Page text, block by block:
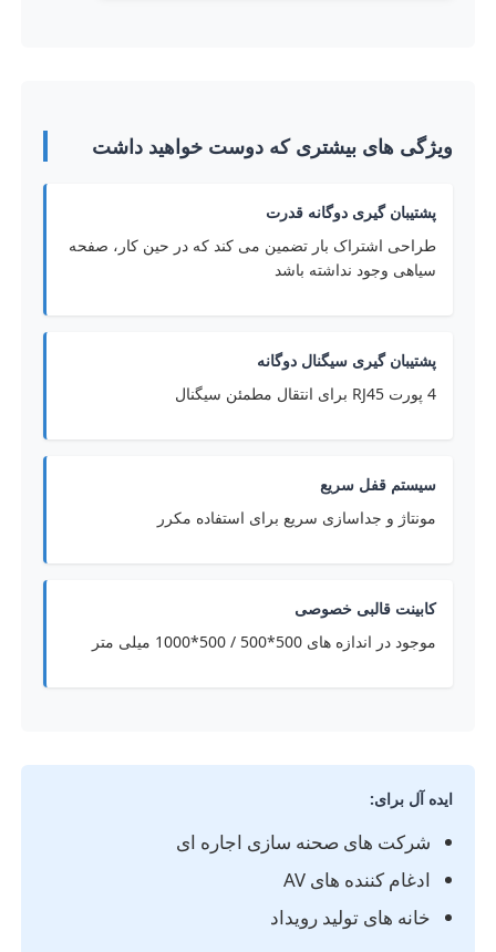
ویژگی های بیشتری که دوست خواهید داشت
پشتیبان گیری دوگانه قدرت
طراحی اشتراک بار تضمین می کند که در حین کار، صفحه
سیاهی وجود نداشته باشد
پشتیبان گیری سیگنال دوگانه
4 پورت RJ45 برای انتقال مطمئن سیگنال
سیستم قفل سریع
مونتاژ و جداسازی سریع برای استفاده مکرر
کابینت قالبی خصوصی
موجود در اندازه های 500*500 / 500*1000 میلی متر
ایده آل برای:
شرکت های صحنه سازی اجاره ای
ادغام کننده های AV
خانه های تولید رویداد